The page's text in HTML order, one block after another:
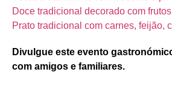
Doce tradicional decorado com
Prato tradicional com carnes, feijão,
Divulgue este evento
com amigos e familiares.